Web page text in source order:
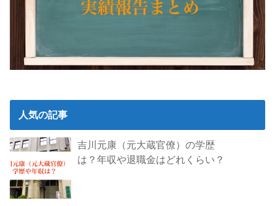
人気の記事
吉川元康（元大蔵官僚）の学歴
は？年収や退職金はどれくらい？